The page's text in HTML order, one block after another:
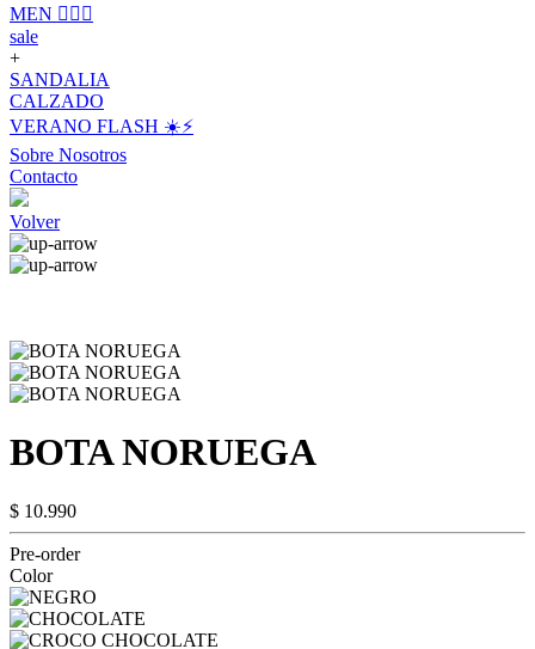
MEN 🙋🏽‍♂️
sale
+
SANDALIA
CALZADO
VERANO FLASH ☀️⚡️
Sobre Nosotros
Contacto
Volver
BOTA NORUEGA
$ 10.990
Pre-order
Color